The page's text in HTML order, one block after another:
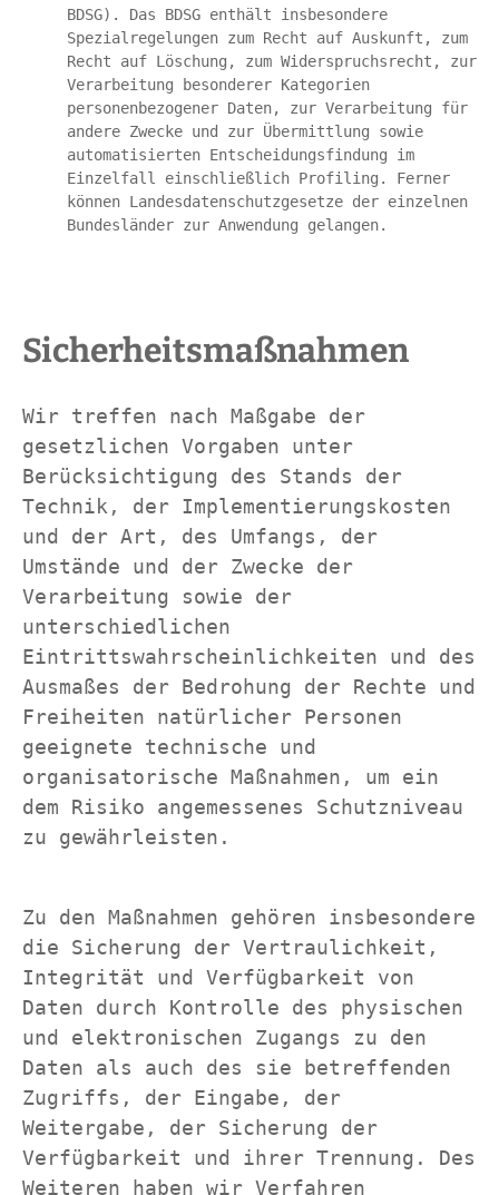
BDSG). Das BDSG enthält insbesondere
Spezialregelungen zum Recht auf Auskunft, zum
Recht auf Löschung, zum Widerspruchsrecht, zur
Verarbeitung besonderer Kategorien
personenbezogener Daten, zur Verarbeitung für
andere Zwecke und zur Übermittlung sowie
automatisierten Entscheidungsfindung im
Einzelfall einschließlich Profiling. Ferner
können Landesdatenschutzgesetze der einzelnen
Bundesländer zur Anwendung gelangen.
Sicherheitsmaßnahmen
Wir treffen nach Maßgabe der
gesetzlichen Vorgaben unter
Berücksichtigung des Stands der
Technik, der Implementierungskosten
und der Art, des Umfangs, der
Umstände und der Zwecke der
Verarbeitung sowie der
unterschiedlichen
Eintrittswahrscheinlichkeiten und des
Ausmaßes der Bedrohung der Rechte und
Freiheiten natürlicher Personen
geeignete technische und
organisatorische Maßnahmen, um ein
dem Risiko angemessenes Schutzniveau
zu gewährleisten.
Zu den Maßnahmen gehören insbesondere
die Sicherung der Vertraulichkeit,
Integrität und Verfügbarkeit von
Daten durch Kontrolle des physischen
und elektronischen Zugangs zu den
Daten als auch des sie betreffenden
Zugriffs, der Eingabe, der
Weitergabe, der Sicherung der
Verfügbarkeit und ihrer Trennung. Des
Weiteren haben wir Verfahren